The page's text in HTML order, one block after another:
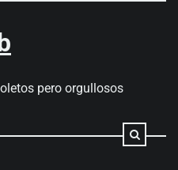
pero orgullosos